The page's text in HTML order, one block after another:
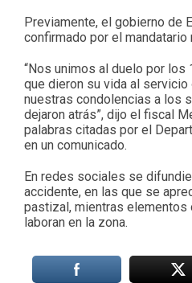
Previamente, el gobierno de
confirmado por el mandatario
“Nos unimos al duelo por
que dieron su vida al
nuestras condolencias a los
dejaron atrás”, dijo el fiscal
palabras citadas por el
en un comunicado.
En redes sociales se
accidente, en las que se
pastizal, mientras
laboran en la zona.